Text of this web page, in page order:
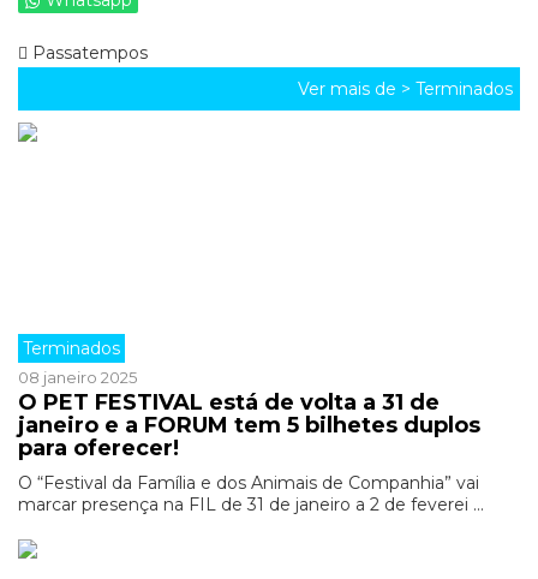
Passatempos
Ver mais de > Terminados
Terminados
08 janeiro 2025
O PET FESTIVAL está de volta a 31 de
janeiro e a FORUM tem 5 bilhetes duplos
para oferecer!
O “Festival da Família e dos Animais de Companhia” vai
marcar presença na FIL de 31 de janeiro a 2 de feverei ...